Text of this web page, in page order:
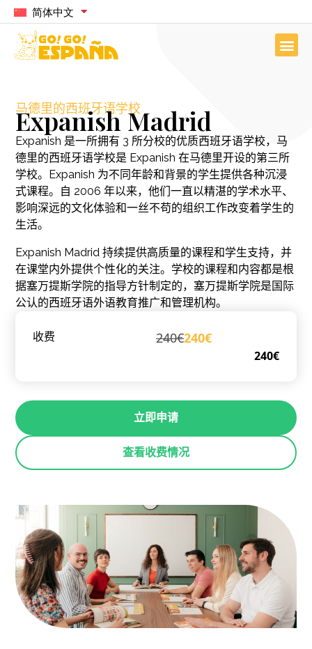
简体中文
马德里的西班牙语学校
Expanish Madrid
Expanish 是一所拥有 3 所分校的优质西班牙语学校，马
德里的西班牙语学校是 Expanish 在马德里开设的第三所
学校。Expanish 为不同年龄和背景的学生提供各种沉浸
式课程。自 2006 年以来，他们一直以精湛的学术水平、
影响深远的文化体验和一丝不苟的组织工作改变着学生的
生活。
Expanish Madrid 持续提供高质量的课程和学生支持，并
在课堂内外提供个性化的关注。学校的课程和内容都是根
据塞万提斯学院的指导方针制定的，塞万提斯学院是国际
公认的西班牙语外语教育推广和管理机构。
收费
240€
240€240€
立即申请
查看收费情况